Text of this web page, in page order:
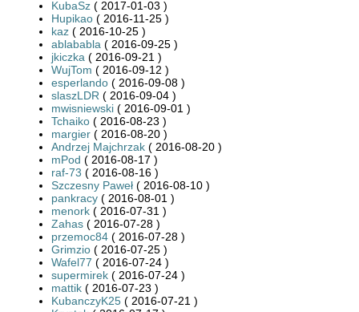
KubaSz ( 2017-01-03 )
Hupikao ( 2016-11-25 )
kaz ( 2016-10-25 )
ablababla ( 2016-09-25 )
jkiczka ( 2016-09-21 )
WujTom ( 2016-09-12 )
esperlando ( 2016-09-08 )
slaszLDR ( 2016-09-04 )
mwisniewski ( 2016-09-01 )
Tchaiko ( 2016-08-23 )
margier ( 2016-08-20 )
Andrzej Majchrzak ( 2016-08-20 )
mPod ( 2016-08-17 )
raf-73 ( 2016-08-16 )
Szczesny Paweł ( 2016-08-10 )
pankracy ( 2016-08-01 )
menork ( 2016-07-31 )
Zahas ( 2016-07-28 )
przemoc84 ( 2016-07-28 )
Grimzio ( 2016-07-25 )
Wafel77 ( 2016-07-24 )
supermirek ( 2016-07-24 )
mattik ( 2016-07-23 )
KubanczyK25 ( 2016-07-21 )